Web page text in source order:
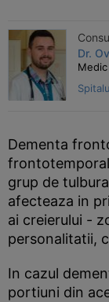
Dr.
Dementa
grup de
afecteaza in
ai creierului -
personalitatii,
In cazul
portiuni din